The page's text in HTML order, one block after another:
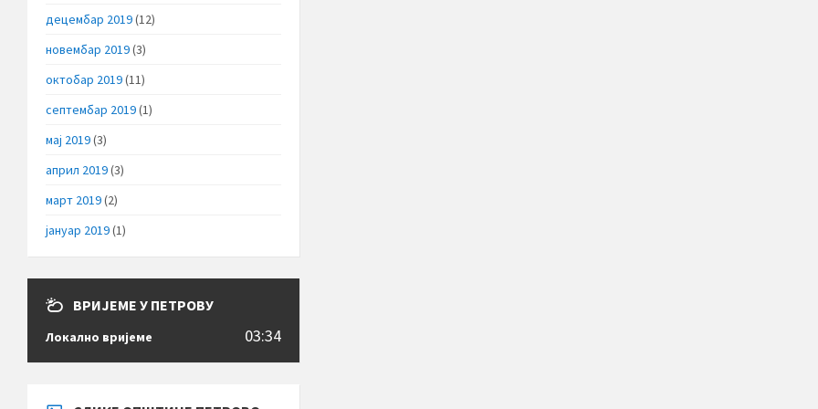
децембар 2019(12)
новембар 2019(3)
октобар 2019(11)
септембар 2019(1)
мај 2019(3)
април 2019(3)
март 2019(2)
јануар 2019(1)
ВРИЈЕМЕ У ПЕТРОВУ
Локално вријеме 03:34